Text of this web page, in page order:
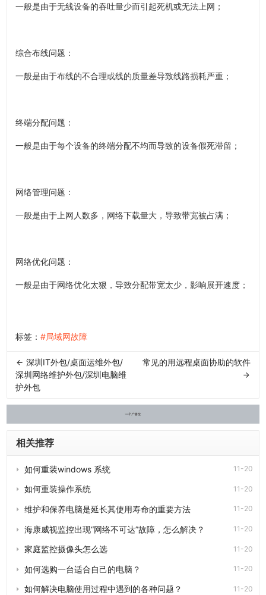
一般是由于无线设备的吞吐量少而引起死机或无法上网；
综合布线问题：
一般是由于布线的不合理或线的质量差导致线路损耗严重；
终端分配问题：
一般是由于每个设备的终端分配不均而导致的设备假死滞留；
网络管理问题：
一般是由于上网人数多，网络下载量大，导致带宽被占满；
网络优化问题：
一般是由于网络优化太狠，导致分配带宽太少，影响展开速度；
标签：#局域网故障
深圳IT外包/桌面运维外包/
深圳网络维护外包/深圳电脑维
护外包
常见的用远程桌面协助的软件
相关推荐
如何重装windows 系统 11-20
如何重装操作系统 11-20
维护和保养电脑是延长其使用寿命的重要方法 11-20
海康威视监控出现“网络不可达”故障，怎么解决？ 11-20
家庭监控摄像头怎么选 11-20
如何选购一台适合自己的电脑？ 11-20
如何解决电脑使用过程中遇到的各种问题？ 11-20